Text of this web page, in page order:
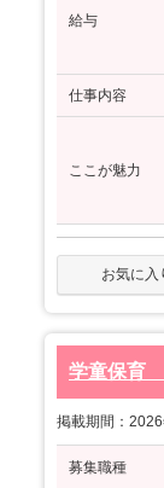
給与
仕事内容
ここが魅力
お気に入
学童保育
掲載期間：
募集職種